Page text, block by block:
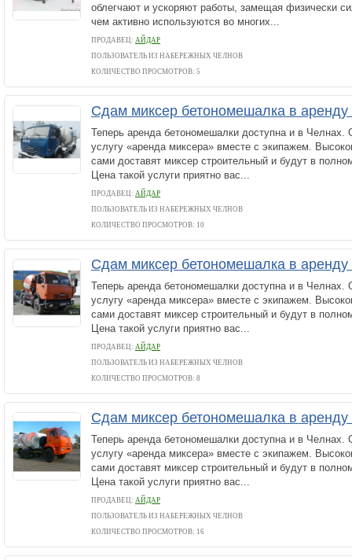
облегчают и ускоряют работы, замещая физически
чем активно используются во многих...
ПРОДАВЕЦ: АЙДАР
ПОЛЬЗОВАТЕЛЬ ИЗ НАБЕРЕЖНЫХ ЧЕЛНОВ
КОЛИЧЕСТВО ПРОСМОТРОВ: 5
Сдам миксер бетономешалка в аренду
Теперь аренда бетономешалки доступна и в Челнах.
услугу «аренда миксера» вместе с экипажем.
сами доставят миксер строительный и будут в
Цена такой услуги приятно вас...
ПРОДАВЕЦ: АЙДАР
ПОЛЬЗОВАТЕЛЬ ИЗ НАБЕРЕЖНЫХ ЧЕЛНОВ
КОЛИЧЕСТВО ПРОСМОТРОВ: 10
Сдам миксер бетономешалка в аренду
Теперь аренда бетономешалки доступна и в Челнах.
услугу «аренда миксера» вместе с экипажем.
сами доставят миксер строительный и будут в
Цена такой услуги приятно вас...
ПРОДАВЕЦ: АЙДАР
ПОЛЬЗОВАТЕЛЬ ИЗ НАБЕРЕЖНЫХ ЧЕЛНОВ
КОЛИЧЕСТВО ПРОСМОТРОВ: 8
Сдам миксер бетономешалка в аренду
Теперь аренда бетономешалки доступна и в Челнах.
услугу «аренда миксера» вместе с экипажем.
сами доставят миксер строительный и будут в
Цена такой услуги приятно вас...
ПРОДАВЕЦ: АЙДАР
ПОЛЬЗОВАТЕЛЬ ИЗ НАБЕРЕЖНЫХ ЧЕЛНОВ
КОЛИЧЕСТВО ПРОСМОТРОВ: 16